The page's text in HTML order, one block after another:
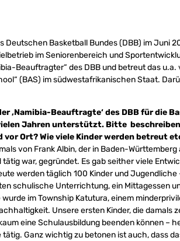
Deutschen Basketball Bundes (DBB) im Juni
im Seniorenbereich und
Beauftragter“ des DBB und betreut das u.a.
(BAS) im südwestafrikanischen Staat.
‚Namibia-Beauftragte‘ des DBB für die
Jahren unterstützt. Bitte
Ort? Wie viele Kinder werden betreut
von Frank Albin, der in Baden-Württemberg
war, gegründet. Es gab seither viele
werden täglich 100 Kinder und
schulische Unterrichtung, ein Mittagessen
im Township Katutura, einem
Unsere ersten Kinder, die damals
eine Schulausbildung beenden können –
Ganz wichtig zu betonen ist auch, dass